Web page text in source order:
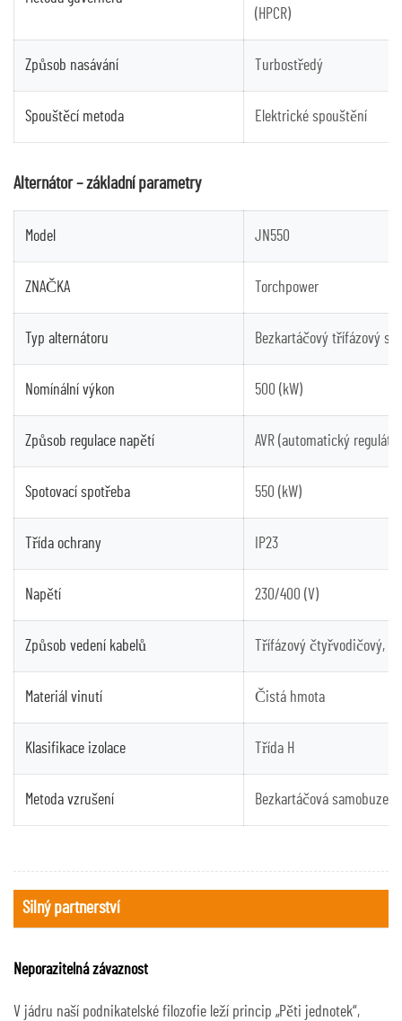
(HPCR)
Způsob nasávání Turbostředý
Spouštěcí metoda Elektrické spouštění
Alternátor – základní parametry
Model JN550
ZNAČKA Torchpower
Typ alternátoru Bezkartáčový třífázový
Nomínální výkon 500 (kW)
Způsob regulace napětí AVR (automatický
Spotovací spotřeba 550 (kW)
Třída ochrany IP23
Napětí 230/400 (V)
Způsob vedení kabelů Třífázový čtyřvodičový,
Materiál vinutí Čistá hmota
Klasifikace izolace Třída H
Metoda vzrušení Bezkartáčová samobuzená
Silný partnerství
Neporazitelná závaznost
V jádru naší podnikatelské filozofie leží princip „Pěti jednotek“,